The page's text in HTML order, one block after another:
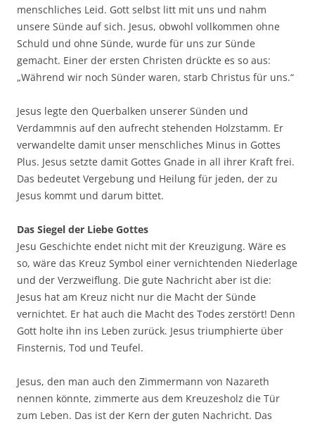
menschliches Leid. Gott selbst litt mit uns und nahm
unsere Sünde auf sich. Jesus, obwohl vollkommen ohne
Schuld und ohne Sünde, wurde für uns zur Sünde
gemacht. Einer der ersten Christen drückte es so aus:
„Während wir noch Sünder waren, starb Christus für uns.“
Jesus legte den Querbalken unserer Sünden und
Verdammnis auf den aufrecht stehenden Holzstamm. Er
verwandelte damit unser menschliches Minus in Gottes
Plus. Jesus setzte damit Gottes Gnade in all ihrer Kraft frei.
Das bedeutet Vergebung und Heilung für jeden, der zu
Jesus kommt und darum bittet.
Das Siegel der Liebe Gottes
Jesu Geschichte endet nicht mit der Kreuzigung. Wäre es
so, wäre das Kreuz Symbol einer vernichtenden Niederlage
und der Verzweiflung. Die gute Nachricht aber ist die:
Jesus hat am Kreuz nicht nur die Macht der Sünde
vernichtet. Er hat auch die Macht des Todes zerstört! Denn
Gott holte ihn ins Leben zurück. Jesus triumphierte über
Finsternis, Tod und Teufel.
Jesus, den man auch den Zimmermann von Nazareth
nennen könnte, zimmerte aus dem Kreuzesholz die Tür
zum Leben. Das ist der Kern der guten Nachricht. Das